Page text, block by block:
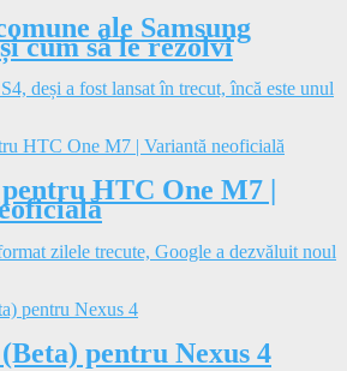
ale Samsung
cum să le rezolvi
deși a fost lansat în trecut, încă este unul
HTC One M7 |
zilele trecute, Google a dezvăluit noul
pentru Nexus 4